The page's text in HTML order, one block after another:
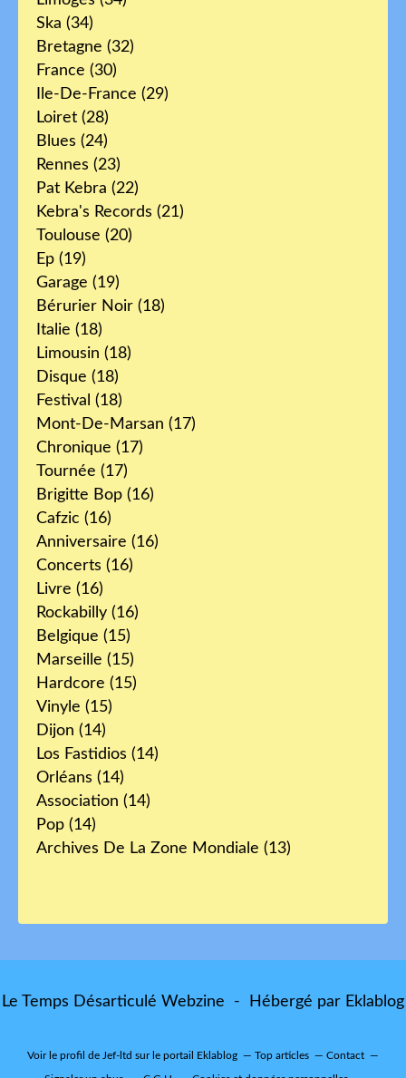
Ska (34)
Bretagne (32)
France (30)
Ile-De-France (29)
Loiret (28)
Blues (24)
Rennes (23)
Pat Kebra (22)
Kebra's Records (21)
Toulouse (20)
Ep (19)
Garage (19)
Bérurier Noir (18)
Italie (18)
Limousin (18)
Disque (18)
Festival (18)
Mont-De-Marsan (17)
Chronique (17)
Tournée (17)
Brigitte Bop (16)
Cafzic (16)
Anniversaire (16)
Concerts (16)
Livre (16)
Rockabilly (16)
Belgique (15)
Marseille (15)
Hardcore (15)
Vinyle (15)
Dijon (14)
Los Fastidios (14)
Orléans (14)
Association (14)
Pop (14)
Archives De La Zone Mondiale (13)
Le Temps Désarticulé Webzine - Hébergé par Eklablog
Voir le profil de Jef-ltd sur le portail Eklablog Top articles Contact